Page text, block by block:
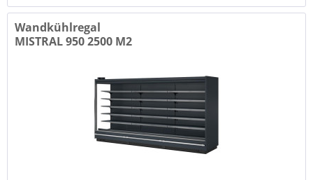
Wandkühlregal
MISTRAL 950 2500 M2